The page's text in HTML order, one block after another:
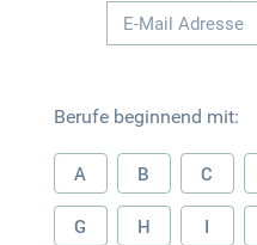
Berufe beginnend mit:
A B C
G H I